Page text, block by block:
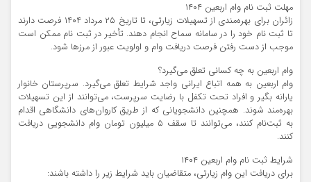
مهلت ثبت‌ نام وام اربعین ۱۴۰۴
زائران برای بهره‌مندی از تسهیلات زیارتی، تا تاریخ ۲۵ مرداد ۱۴۰۴ فرصت دارند
تا ثبت‌ نام خود را در سامانه سماح انجام دهند. تأخیر در ثبت‌ نام ممکن است
موجب از دست رفتن فرصت دریافت وام و اولویت عبور از مرزها شود.
وام اربعین به چه کسانی تعلق می‌گیرد؟
وام اربعین به همه اتباع ایرانی واجد شرایط تعلق می‌گیرد. سرپرستان خانوار
یارانه‌ بگیر و افراد تحت تکفل با رضایت سرپرست، می‌توانند از این تسهیلات
بهره‌مند شوند. همچنین دانشجویانی که از طریق کاروان‌های دانشگاهی اقدام
به ثبت‌نام کنند، می‌توانند تا سقف ۵ میلیون تومان وام دانشجویی دریافت
کنند.
شرایط ثبت‌ نام وام اربعین ۱۴۰۴
برای دریافت این وام زیارتی، متقاضیان باید شرایط زیر را داشته باشند: